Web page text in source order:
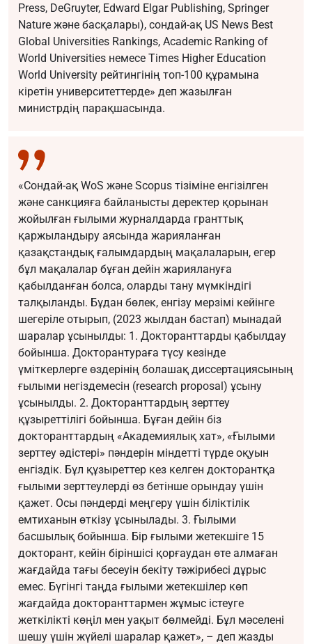
Press, DeGruyter, Edward Elgar Publishing, Springer
Nature және басқалары), сондай-ақ US News Best
Global Universities Rankings, Academic Ranking of
World Universities немесе Times Higher Education
World University рейтингінің топ-100 құрамына
кіретін университеттерде» деп жазылған
министрдің парақшасында.
«Сондай-ақ WoS және Scopus тізіміне енгізілген
және санкцияға байланысты деректер қорынан
жойылған ғылыми журналдарда гранттық
қаржыландыру аясында жарияланған
қазақстандық ғалымдардың мақалаларын, егер
бұл мақалалар бұған дейін жариялануға
қабылданған болса, оларды тану мүмкіндігі
талқыланды. Бұдан бөлек, енгізу мерзімі кейінге
шегеріле отырып, (2023 жылдан бастап) мынадай
шаралар ұсынылды: 1. Докторанттарды қабылдау
бойынша. Докторантураға түсу кезінде
үміткерлерге өздерінің болашақ диссертациясының
ғылыми негіздемесін (research proposal) ұсыну
ұсынылды. 2. Докторанттардың зерттеу
құзыреттілігі бойынша. Бұған дейін біз
докторанттардың «Академиялық хат», «Ғылыми
зерттеу әдістері» пәндерін міндетті түрде оқуын
енгіздік. Бұл құзыреттер кез келген докторантқа
ғылыми зерттеулерді өз бетінше орындау үшін
қажет. Осы пәндерді меңгеру үшін біліктілік
емтиханын өткізу ұсынылады. 3. Ғылыми
басшылық бойынша. Бір ғылыми жетекшіге 15
докторант, кейін біріншісі қорғаудан өте алмаған
жағдайда тағы бесеуін бекіту тәжірибесі дұрыс
емес. Бүгінгі таңда ғылыми жетекшілер көп
жағдайда докторанттармен жұмыс істеуге
жеткілікті көңіл мен уақыт бөлмейді. Бұл мәселені
шешу үшін жүйелі шаралар қажет», – деп жазды